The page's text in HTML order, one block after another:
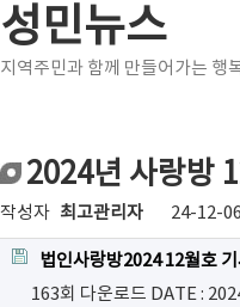
성민뉴스
지역주민과 함께 만들어가는 행
2024년 사랑방
작성자 최고관리자 24-12-
법인사랑방2024 12월호
163회 다운로드 DATE :